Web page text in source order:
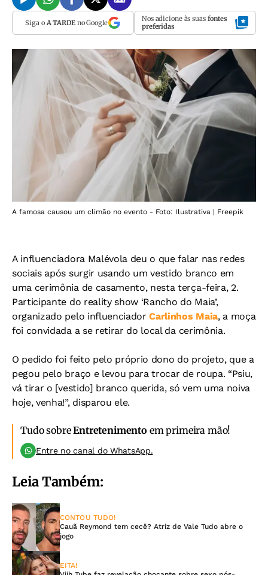
Siga o A TARDEno Google Nos adicione às suas fontes
preferidas
A famosa causou um climão no evento - Foto: Ilustrativa | Freepik
A influenciadora Malévola deu o que falar nas redes
sociais após surgir usando um vestido branco em
uma cerimônia de casamento, nesta terça-feira, 2.
Participante do reality show ‘Rancho do Maia’,
organizado pelo influenciadorCarlinhos Maia, a moça
foi convidada a se retirar do local da cerimônia.
O pedido foi feito pelo próprio dono do projeto, que a
pegou pelo braço e levou para trocar de roupa. “Psiu,
vá tirar o [vestido] branco querida, só vem uma noiva
hoje, venha!”, disparou ele.
Tudo sobreEntretenimento em primeira mão!
Entre no canal do WhatsApp.
Leia Também:
CONTOU TUDO!
Cauã Reymond tem cecê? Atriz de Vale Tudo abre o
jogo
EITA!